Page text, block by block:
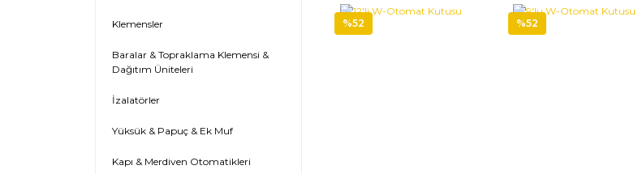
Klemensler
Baralar & Topraklama Klemensi &
Dağıtım Üniteleri
İzalatörler
Yüksük & Papuç & Ek Muf
Kapı & Merdiven Otomatikleri
%52 %52